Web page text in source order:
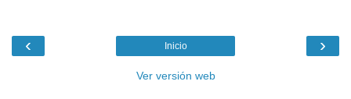
‹ ›
Inicio
Ver versión web